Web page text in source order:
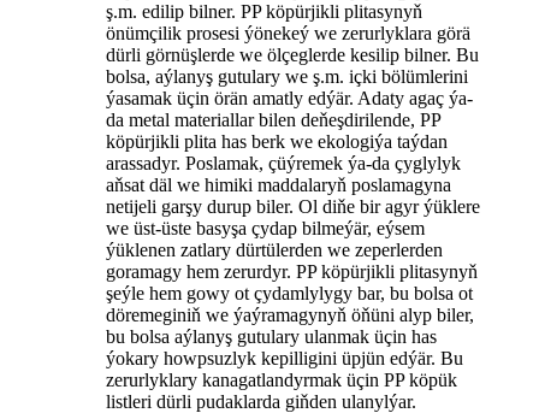
ş.m. edilip bilner. PP köpürjikli plitasynyň
önümçilik prosesi ýönekeý we zerurlyklara görä
dürli görnüşlerde we ölçeglerde kesilip bilner. Bu
bolsa, aýlanyş gutulary we ş.m. içki bölümlerini
ýasamak üçin örän amatly edýär. Adaty agaç ýa-
da metal materiallar bilen deňeşdirilende, PP
köpürjikli plita has berk we ekologiýa taýdan
arassadyr. Poslamak, çüýremek ýa-da çyglylyk
aňsat däl we himiki maddalaryň poslamagyna
netijeli garşy durup biler. Ol diňe bir agyr ýüklere
we üst-üste basyşa çydap bilmeýär, eýsem
ýüklenen zatlary dürtülerden we zeperlerden
goramagy hem zerurdyr. PP köpürjikli plitasynyň
şeýle hem gowy ot çydamlylygy bar, bu bolsa ot
döremeginiň we ýaýramagynyň öňüni alyp biler,
bu bolsa aýlanyş gutulary ulanmak üçin has
ýokary howpsuzlyk kepilligini üpjün edýär. Bu
zerurlyklary kanagatlandyrmak üçin PP köpük
listleri dürli pudaklarda giňden ulanylýar.